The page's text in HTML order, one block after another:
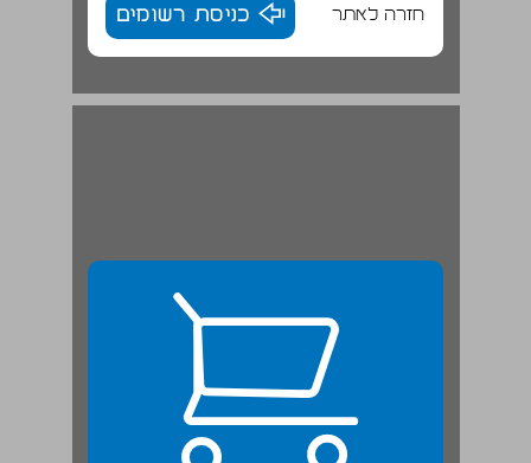
חזרה לאתר כניסת רשומים